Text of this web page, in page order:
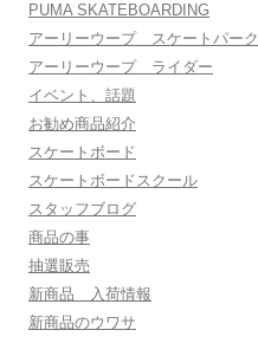
PUMA SKATEBOARDING
アーリーウープ スケートパーク
アーリーウープ ライダー
イベント、話題
お勧め商品紹介
スケートボード
スケートボードスクール
スタッフブログ
商品の事
抽選販売
新商品 入荷情報
新商品のウワサ